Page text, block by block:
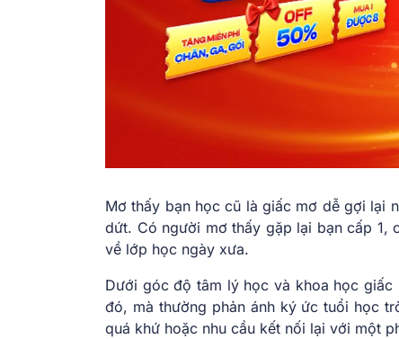
Mơ thấy bạn học cũ là giấc mơ dễ gợi lại
dứt. Có người mơ thấy gặp lại bạn cấp 1,
về lớp học ngày xưa.
Dưới góc độ tâm lý học và khoa học
đó, mà thường phản ánh ký ức tuổi học
quá khứ hoặc nhu cầu kết nối lại với một